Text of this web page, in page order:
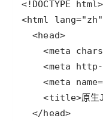
  <head>
  </head>